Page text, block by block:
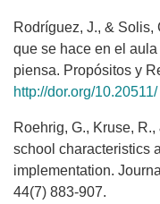
Rodríguez, J., & Solis,
que se hace en el
piensa. Propósitos y
http://dor.org/10.20511/
Roehrig, G., Kruse,
school characteristics
implementation.
44(7) 883-907.